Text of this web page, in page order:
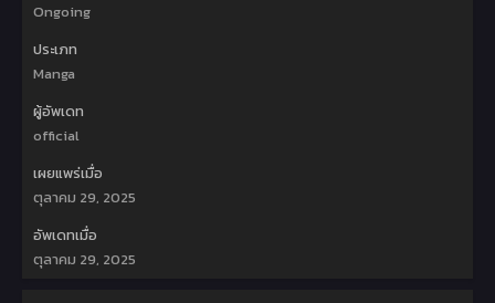
Ongoing
ประเภท
Manga
ผู้อัพเดท
official
เผยแพร่เมื่อ
ตุลาคม 29, 2025
อัพเดทเมื่อ
ตุลาคม 29, 2025